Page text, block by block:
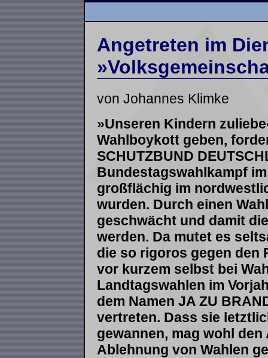
Angetreten im
von Johannes Klimke
»Unseren Kindern
Wahlboykott geben,
SCHUTZBUND
Bundestagswahlkampf
großflächig im
wurden. Durch einen
geschwächt und damit
werden. Da mutet es
die so rigoros gegen den
vor kurzem selbst bei
Landtagswahlen im
dem Namen JA ZU
vertreten. Dass sie
gewannen, mag wohl
Ablehnung von Wahlen